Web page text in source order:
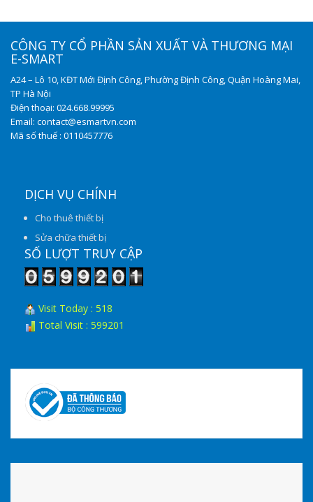
CÔNG TY CỔ PHẦN SẢN XUẤT VÀ THƯƠNG MẠI
E-SMART
A24 – Lô 10, KĐT Mới Định Công, Phường Định Công, Quận Hoàng Mai,
TP Hà Nội
Điện thoại: 024.668.99995
Email: contact@esmartvn.com
Mã số thuế : 0110457776
DỊCH VỤ CHÍNH
Cho thuê thiết bị
Sửa chữa thiết bị
SỐ LƯỢT TRUY CẬP
Visit Today : 518
Total Visit : 599201